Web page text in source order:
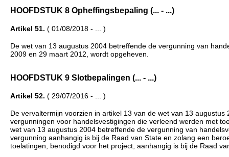
HOOFDSTUK 8 Opheffingsbepaling (... - ...)
Artikel 51. ( 01/08/2018 - ... )
De wet van 13 augustus 2004 betreffende de vergunning van
2009 en 29 maart 2012, wordt opgeheven.
HOOFDSTUK 9 Slotbepalingen (... - ...)
Artikel 52. ( 29/07/2016 - ... )
De vervaltermijn voorzien in artikel 13 van de wet van 13
vergunningen voor handelsvestigingen die verleend werden met
wet van 13 augustus 2004 betreffende de vergunning van
vergunning aanhangig is bij de Raad van State en zolang een
toelatingen, benodigd voor het project, aanhangig is bij de Raad